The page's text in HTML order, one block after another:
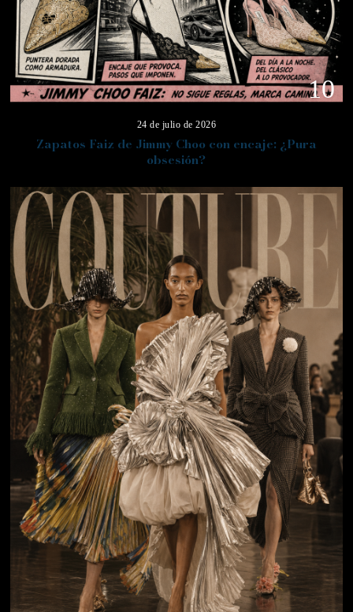
10
24 de julio de 2026
Zapatos Faiz de Jimmy Choo con encaje: ¿Pura
obsesión?